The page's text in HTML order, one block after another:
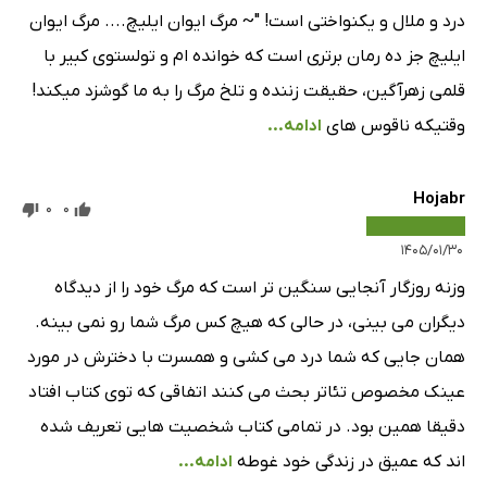
درد و ملال و یکنواختی است! "~ مرگ ایوان ایلیچ.... مرگ ایوان
ایلیچ جز ده رمان برتری است که خوانده ام و تولستوی کبیر با
قلمی زهرآگین، حقیقت زننده و تلخ مرگ را به ما گوشزد میکند!
وقتیکه ناقوس های ادامه...
Hojabr
۱۴۰۵/۰۱/۳۰
0
0
وزنه روزگار آنجایی سنگین تر است که مرگ خود را از دیدگاه
دیگران می بینی، در حالی که هیچ کس مرگ شما رو نمی بینه.
همان جایی که شما درد می کشی و همسرت با دخترش در مورد
عینک مخصوص تئاتر بحث می کنند اتفاقی که توی کتاب افتاد
دقیقا همین بود. در تمامی کتاب شخصیت هایی تعریف شده
اند که عمیق در زندگی خود غوطه ادامه...